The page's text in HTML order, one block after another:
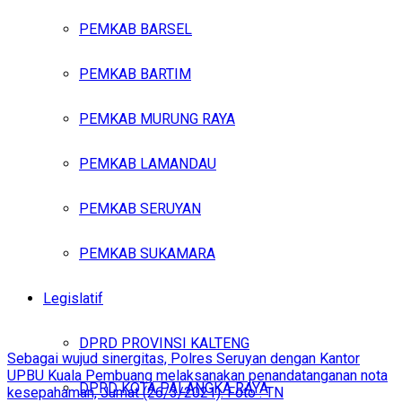
PEMKAB BARSEL
PEMKAB BARTIM
PEMKAB MURUNG RAYA
PEMKAB LAMANDAU
PEMKAB SERUYAN
PEMKAB SUKAMARA
Legislatif
DPRD PROVINSI KALTENG
DPRD KOTA PALANGKA RAYA
Sebagai wujud sinergitas, Polres Seruyan dengan Kantor
UPBU Kuala Pembuang melaksanakan penandatanganan nota
kesepahaman, Jumat (26/3/2021). Foto : TN